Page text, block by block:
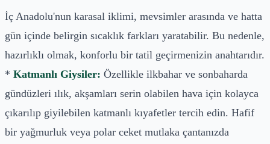
İç Anadolu'nun karasal iklimi, mevsimler arasında ve hatta
gün içinde belirgin sıcaklık farkları yaratabilir. Bu nedenle,
hazırlıklı olmak, konforlu bir tatil geçirmenizin anahtarıdır.
* Katmanlı Giysiler: Özellikle ilkbahar ve sonbaharda
gündüzleri ılık, akşamları serin olabilen hava için kolayca
çıkarılıp giyilebilen katmanlı kıyafetler tercih edin. Hafif
bir yağmurluk veya polar ceket mutlaka çantanızda